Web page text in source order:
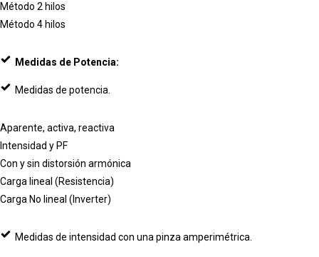
Método 2 hilos
Método 4 hilos
Medidas de Potencia:
Medidas de potencia.
Aparente, activa, reactiva
Intensidad y PF
Con y sin distorsión armónica
Carga lineal (Resistencia)
Carga No lineal (Inverter)
Medidas de intensidad con una pinza amperimétrica.